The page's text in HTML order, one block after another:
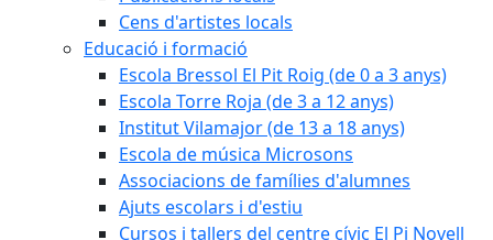
Cens d'artistes locals
Educació i formació
Escola Bressol El Pit Roig (de 0 a 3 anys)
Escola Torre Roja (de 3 a 12 anys)
Institut Vilamajor (de 13 a 18 anys)
Escola de música Microsons
Associacions de famílies d'alumnes
Ajuts escolars i d'estiu
Cursos i tallers del centre cívic El Pi Novell